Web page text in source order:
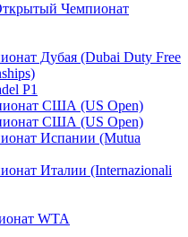
Чемпионат
Дубая (Dubai Duty Free
P1
США (US Open)
США (US Open)
Испании (Mutua
Италии (Internazionali
WTA